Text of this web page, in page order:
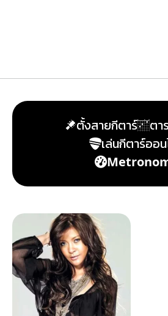
ตั้งสายกีตาร์
ตา
เล่นกีตาร์ออ